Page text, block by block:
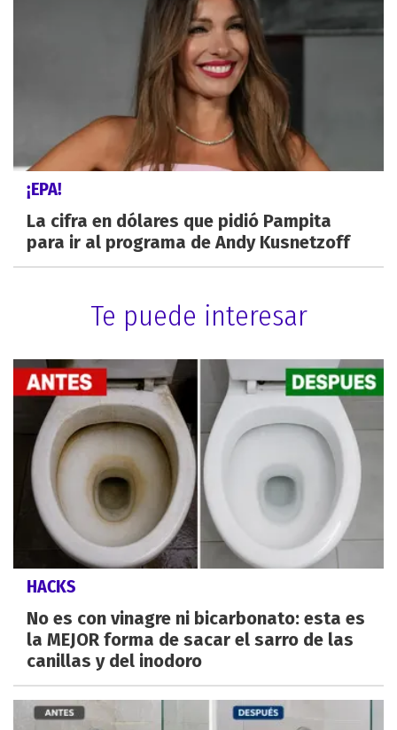
¡EPA!
La cifra en dólares que pidió Pampita
para ir al programa de Andy Kusnetzoff
Te puede interesar
HACKS
No es con vinagre ni bicarbonato: esta es
la MEJOR forma de sacar el sarro de las
canillas y del inodoro